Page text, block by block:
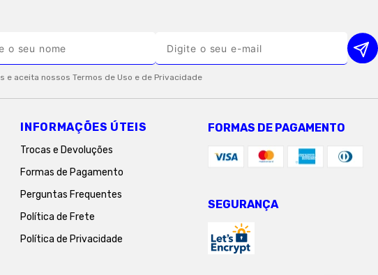
INFORMAÇÕES ÚTEIS
Trocas e Devoluções
Formas de Pagamento
Perguntas Frequentes
Política de Frete
Política de Privacidade
FORMAS DE PAGAMENTO
SEGURANÇA